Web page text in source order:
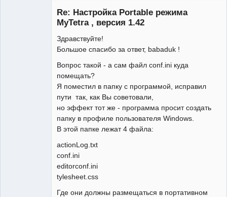
Re: Настройка Portable режима
MyTetra , версия 1.42
Здравствуйте!
Большое спасибо за ответ, babaduk !
Вопрос такой - а сам файл conf.ini куда
помещать?
Я поместил в папку с программой, исправил
пути так, как Вы советовали,
но эффект тот же - программа просит создать
папку в профиле пользователя Windows.
В этой папке лежат 4 файла:
actionLog.txt
conf.ini
editorconf.ini
tylesheet.css
Где они должны размещаться в портативном